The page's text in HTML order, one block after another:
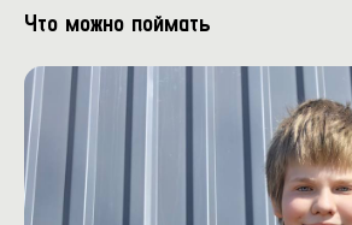
Что можно поймать